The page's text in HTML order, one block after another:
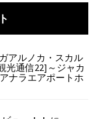
アルノカ・スカル
光通信22]～ジャカ
ナラエアポートホ